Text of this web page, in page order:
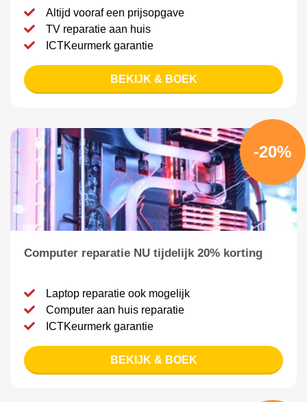
Altijd vooraf een prijsopgave
TV reparatie aan huis
ICTKeurmerk garantie
BEKIJK & BOEK
-20%
Computer reparatie NU tijdelijk 20% korting
Laptop reparatie ook mogelijk
Computer aan huis reparatie
ICTKeurmerk garantie
BEKIJK & BOEK